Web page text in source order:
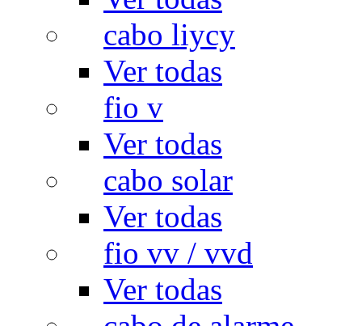
cabo liycy
Ver todas
fio v
Ver todas
cabo solar
Ver todas
fio vv / vvd
Ver todas